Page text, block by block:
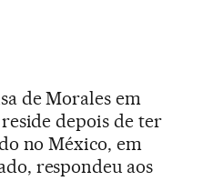
de Morales em
depois de ter
no México, em
respondeu aos